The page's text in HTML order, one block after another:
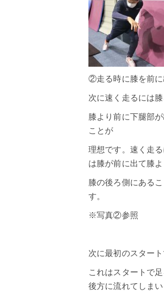
②走る時に膝を前
次に速く走るには
膝より前に下腿部
ことが
理想です。速く走
は膝が前に出て膝
膝の後ろ側にある
す。
※写真②参照
次に最初のスター
これはスタートで
後方に流れてしまい